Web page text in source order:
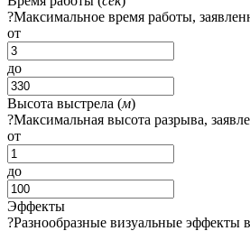
?Максимальное время работы,
от
до
Высота выстрела (м)
?Максимальная высота разрыва,
от
до
Эффекты
?Разнообразные визуальные эффекты